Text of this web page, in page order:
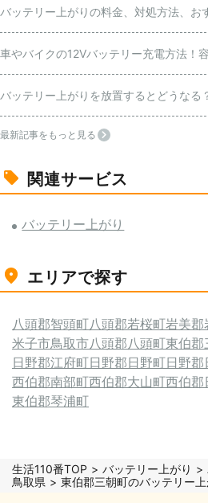
バッテリー上がりの料金、対処方法、お
車やバイクの12Vバッテリー充電方法！
バッテリー上がりを放置するとどうなる
最新記事をもっと見る
関連サービス
バッテリー上がり
エリアで探す
八頭郡智頭町八頭郡若桜町岩美郡
米子市鳥取市八頭郡八頭町東伯郡
日野郡江府町日野郡日野町日野
西伯郡南部町西伯郡大山町西伯郡
東伯郡琴浦町
生活110番TOP バッテリー上がり
鳥取県
東伯郡三朝町のバッテリー